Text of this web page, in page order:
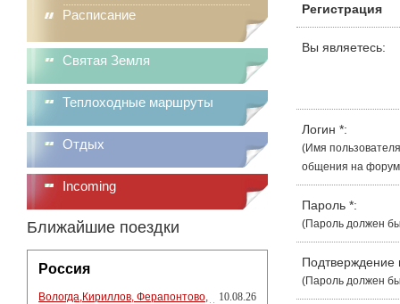
Расписание
Святая Земля
Теплоходные маршруты
Отдых
Incoming
Ближайшие поездки
Россия
Вологда,Кириллов, Ферапонтово,
10.08.26
Регистрация
Вы являетесь:
Логин *:
(Имя
общения на
Пароль *:
(Пароль должен
(Пароль должен